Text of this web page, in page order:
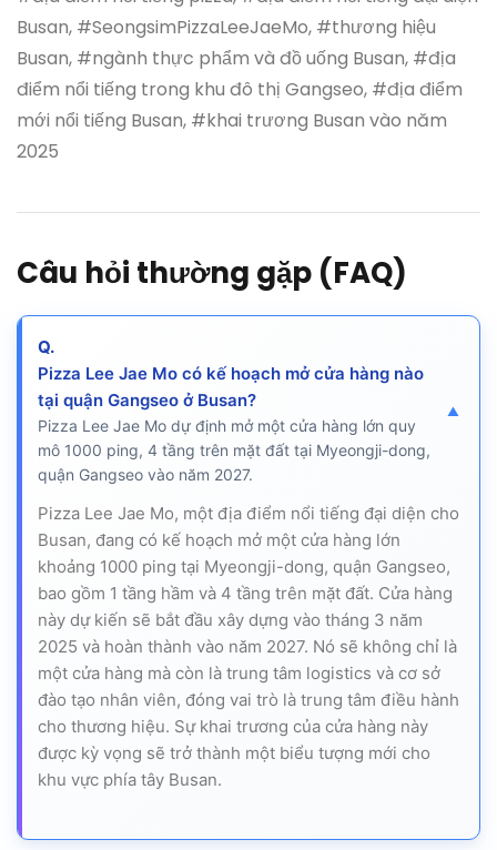
Busan, #SeongsimPizzaLeeJaeMo, #thương hiệu
Busan, #ngành thực phẩm và đồ uống Busan, #địa
điểm nổi tiếng trong khu đô thị Gangseo, #địa điểm
mới nổi tiếng Busan, #khai trương Busan vào năm
2025
Câu hỏi thường gặp (FAQ)
Q.
Pizza Lee Jae Mo có kế hoạch mở cửa hàng nào
tại quận Gangseo ở Busan?
Pizza Lee Jae Mo dự định mở một cửa hàng lớn quy
mô 1000 ping, 4 tầng trên mặt đất tại Myeongji-dong,
quận Gangseo vào năm 2027.
Pizza Lee Jae Mo, một địa điểm nổi tiếng đại diện cho
Busan, đang có kế hoạch mở một cửa hàng lớn
khoảng 1000 ping tại Myeongji-dong, quận Gangseo,
bao gồm 1 tầng hầm và 4 tầng trên mặt đất. Cửa hàng
này dự kiến sẽ bắt đầu xây dựng vào tháng 3 năm
2025 và hoàn thành vào năm 2027. Nó sẽ không chỉ là
một cửa hàng mà còn là trung tâm logistics và cơ sở
đào tạo nhân viên, đóng vai trò là trung tâm điều hành
cho thương hiệu. Sự khai trương của cửa hàng này
được kỳ vọng sẽ trở thành một biểu tượng mới cho
khu vực phía tây Busan.